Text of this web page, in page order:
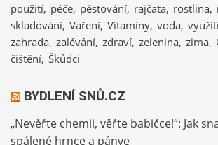
použití péče pěstování rajčata rostlina
skladování Vaření Vitamíny voda
zahrada zalévání zdraví zelenina zima
čištění Škůdci
BYDLENÍ SNŮ.CZ
„Nevěřte chemii, věřte babičce!“: Jak
spálené hrnce a pánve